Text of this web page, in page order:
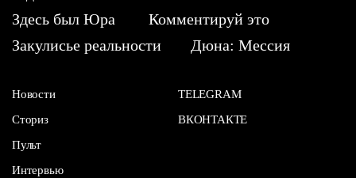
Здесь был Юра
Комментируй это
Закулисье реальности
Дюна: Мессия
Новости
Сториз
Пульт
Интервью
TELEGRAM
ВКОНТАКТЕ